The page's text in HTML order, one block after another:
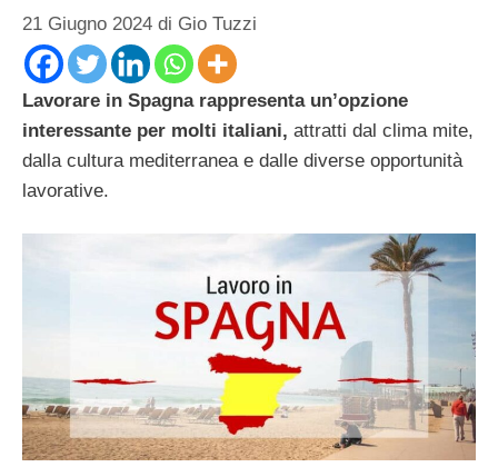
21 Giugno 2024 di Gio Tuzzi
Lavorare in Spagna rappresenta un’opzione
interessante per molti italiani, attratti dal clima mite,
dalla cultura mediterranea e dalle diverse opportunità
lavorative.